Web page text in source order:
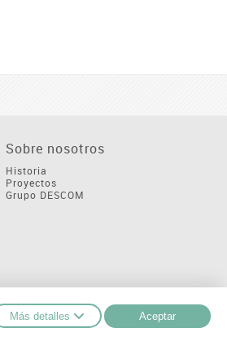
Sobre nosotros
Historia
Proyectos
Grupo DESCOM
Más detalles Aceptar